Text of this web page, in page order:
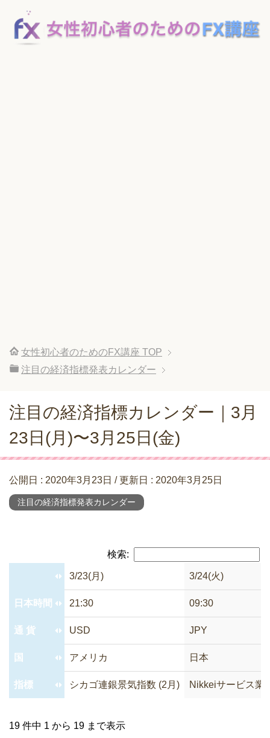
女性初心者のためのFX講座 TOP
注目の経済指標発表カレンダー
注目の経済指標カレンダー｜3月
23日(月)〜3月25日(金)
公開日 : 2020年3月23日 / 更新日 : 2020年3月25日
注目の経済指標発表カレンダー
検索:
日本時間
通 貨
国
指標
3/23(月)
21:30
USD
アメリカ
シカゴ連銀景気指数 (2月)
3/24(火)
09:30
JPY
日本
Nikkeiサービス業
19 件中 1 から 19 まで表示